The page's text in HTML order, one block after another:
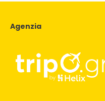
Agenzia